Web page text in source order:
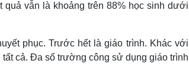
quả vẫn là khoảng trên 88% học sinh dưới
phục. Trước hết là giáo trình. Khác với
cả. Đa số trường công sử dụng giáo trình